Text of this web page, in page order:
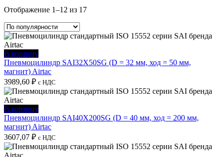
Отображение 1–12 из 17Сортировка:
В корзину
Пневмоцилиндр SAI32X50SG (D = 32 мм, ход = 50 мм,
магнит) Airtac
3989,60 ₽ с НДС
В корзину
Пневмоцилиндр SAI40X200SG (D = 40 мм, ход = 200 мм,
магнит) Airtac
3607,07 ₽ с НДС